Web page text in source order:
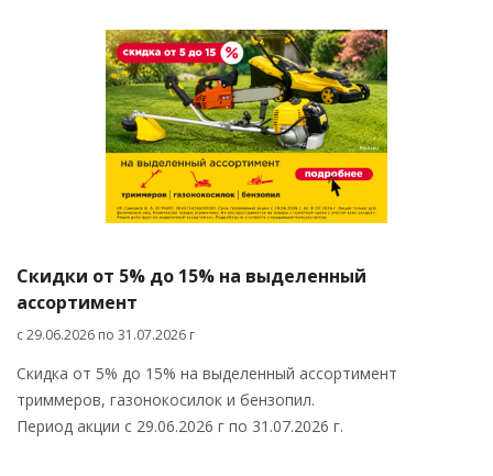
Скидки от 5% до 15% на выделенный
ассортимент
c 29.06.2026 по 31.07.2026 г
Скидка от 5% до 15% на выделенный ассортимент
триммеров, газонокосилок и бензопил.
Период акции с 29.06.2026 г по 31.07.2026 г.